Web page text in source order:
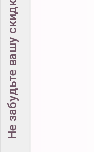
Не забудьте вашу скидку!